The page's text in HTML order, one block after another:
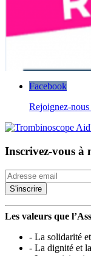
Facebook
Rejoignez-
Inscrivez-vous à
Les valeurs que
- La solidarité
- La dignité et